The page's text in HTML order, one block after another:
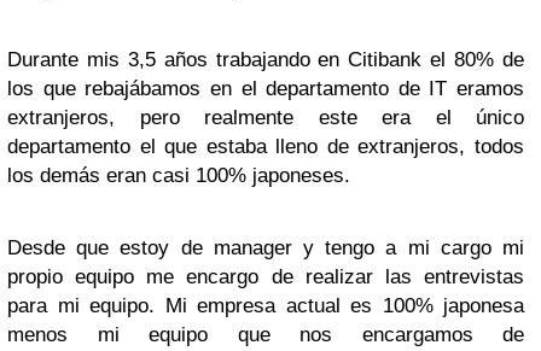
Durante mis 3,5 años trabajando en Citibank el 80% de
los que rebajábamos en el departamento de IT eramos
extranjeros, pero realmente este era el único
departamento el que estaba lleno de extranjeros, todos
los demás eran casi 100% japoneses.
Desde que estoy de manager y tengo a mi cargo mi
propio equipo me encargo de realizar las entrevistas
para mi equipo. Mi empresa actual es 100% japonesa
menos mi equipo que nos encargamos de